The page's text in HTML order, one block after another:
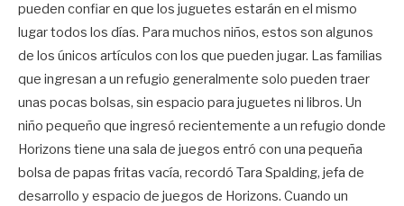
pueden confiar en que los juguetes estarán en el mismo
lugar todos los días. Para muchos niños, estos son algunos
de los únicos artículos con los que pueden jugar. Las familias
que ingresan a un refugio generalmente solo pueden traer
unas pocas bolsas, sin espacio para juguetes ni libros. Un
niño pequeño que ingresó recientemente a un refugio donde
Horizons tiene una sala de juegos entró con una pequeña
bolsa de papas fritas vacía, recordó Tara Spalding, jefa de
desarrollo y espacio de juegos de Horizons. Cuando un